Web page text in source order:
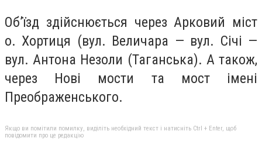
Обʼїзд здійснюється через Арковий міст
о. Хортиця (вул. Величара — вул. Січі —
вул. Антона Незоли (Таганська). А також,
через Нові мости та мост імені
Преображенського.
Якщо ви помітили помилку, виділіть необхідний текст і натисніть Ctrl + Enter, щоб
повідомити про це редакцію